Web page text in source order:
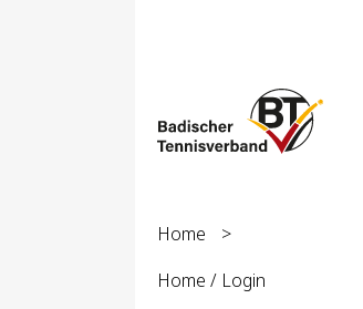
Home
>
Home / Login